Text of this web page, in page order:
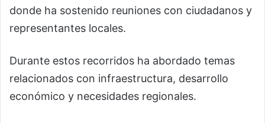
donde ha sostenido reuniones con ciudadanos y
representantes locales.
Durante estos recorridos ha abordado temas
relacionados con infraestructura, desarrollo
económico y necesidades regionales.